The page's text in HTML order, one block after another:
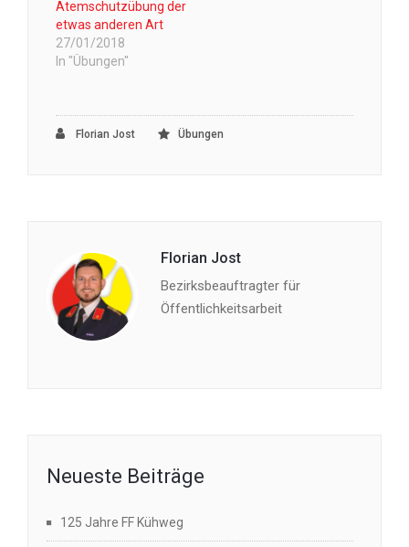
Atemschutzübung der
etwas anderen Art
27/01/2018
In "Übungen"
Florian Jost Übungen
Florian Jost
Bezirksbeauftragter für
Öffentlichkeitsarbeit
Neueste Beiträge
125 Jahre FF Kühweg